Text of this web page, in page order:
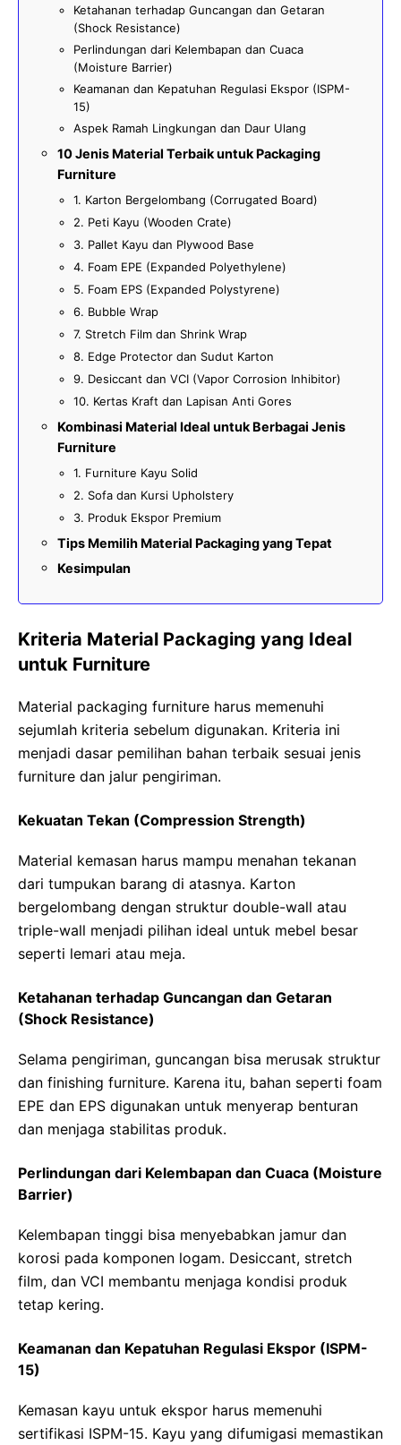
Ketahanan terhadap Guncangan dan Getaran
(Shock Resistance)
Perlindungan dari Kelembapan dan Cuaca
(Moisture Barrier)
Keamanan dan Kepatuhan Regulasi Ekspor (ISPM-
15)
Aspek Ramah Lingkungan dan Daur Ulang
10 Jenis Material Terbaik untuk Packaging
Furniture
1. Karton Bergelombang (Corrugated Board)
2. Peti Kayu (Wooden Crate)
3. Pallet Kayu dan Plywood Base
4. Foam EPE (Expanded Polyethylene)
5. Foam EPS (Expanded Polystyrene)
6. Bubble Wrap
7. Stretch Film dan Shrink Wrap
8. Edge Protector dan Sudut Karton
9. Desiccant dan VCI (Vapor Corrosion Inhibitor)
10. Kertas Kraft dan Lapisan Anti Gores
Kombinasi Material Ideal untuk Berbagai Jenis
Furniture
1. Furniture Kayu Solid
2. Sofa dan Kursi Upholstery
3. Produk Ekspor Premium
Tips Memilih Material Packaging yang Tepat
Kesimpulan
Kriteria Material Packaging yang Ideal
untuk Furniture
Material packaging furniture harus memenuhi
sejumlah kriteria sebelum digunakan. Kriteria ini
menjadi dasar pemilihan bahan terbaik sesuai jenis
furniture dan jalur pengiriman.
Kekuatan Tekan (Compression Strength)
Material kemasan harus mampu menahan tekanan
dari tumpukan barang di atasnya. Karton
bergelombang dengan struktur double-wall atau
triple-wall menjadi pilihan ideal untuk mebel besar
seperti lemari atau meja.
Ketahanan terhadap Guncangan dan Getaran
(Shock Resistance)
Selama pengiriman, guncangan bisa merusak struktur
dan finishing furniture. Karena itu, bahan seperti foam
EPE dan EPS digunakan untuk menyerap benturan
dan menjaga stabilitas produk.
Perlindungan dari Kelembapan dan Cuaca (Moisture
Barrier)
Kelembapan tinggi bisa menyebabkan jamur dan
korosi pada komponen logam. Desiccant, stretch
film, dan VCI membantu menjaga kondisi produk
tetap kering.
Keamanan dan Kepatuhan Regulasi Ekspor (ISPM-
15)
Kemasan kayu untuk ekspor harus memenuhi
sertifikasi ISPM-15. Kayu yang difumigasi memastikan